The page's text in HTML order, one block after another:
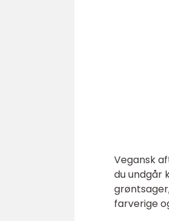
Vegansk
du undgår
farverige